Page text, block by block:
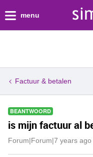
menu
Factuur & betalen
BEANTWOORD
is mijn factuur al
Forum|Forum|7 years ago